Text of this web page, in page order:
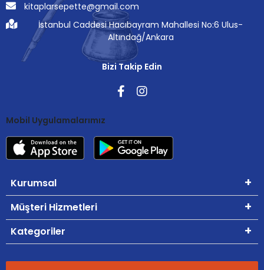
kitaplarsepette@gmail.com
İstanbul Caddesi Hacıbayram Mahallesi No:6 Ulus-
Altındağ/Ankara
Bizi Takip Edin
Mobil Uygulamalarımız
Kurumsal
Müşteri Hizmetleri
Kategoriler